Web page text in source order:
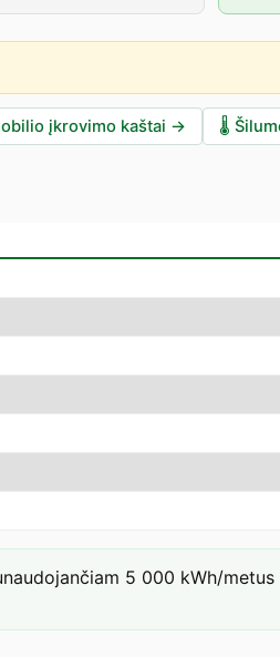
įkrovimo kaštai → 🌡️
5 000 kWh/